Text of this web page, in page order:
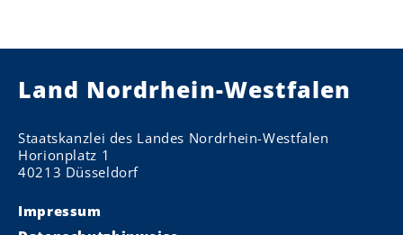
Land Nordrhein-Westfalen
Staatskanzlei des Landes Nordrhein-Westfalen
Horionplatz 1
40213 Düsseldorf
Impressum